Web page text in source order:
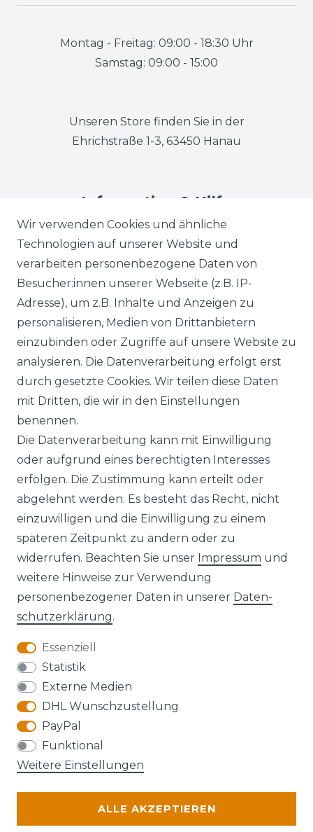
Wir verwenden Cookies und ähnliche
Technologien auf unserer Website und
verarbeiten personenbezogene Daten von
Besucher:innen unserer Webseite (z.B. IP-
Adresse), um z.B. Inhalte und Anzeigen zu
personalisieren, Medien von Drittanbietern
einzubinden oder Zugriffe auf unsere Website zu
analysieren. Die Datenverarbeitung erfolgt erst
durch gesetzte Cookies. Wir teilen diese Daten
mit Dritten, die wir in den Einstellungen
benennen.
Die Datenverarbeitung kann mit Einwilligung
oder aufgrund eines berechtigten Interesses
erfolgen. Die Zustimmung kann erteilt oder
abgelehnt werden. Es besteht das Recht, nicht
einzuwilligen und die Einwilligung zu einem
späteren Zeitpunkt zu ändern oder zu
widerrufen. Beachten Sie unser Impressum und
weitere Hinweise zur Verwendung
personenbezogener Daten in unserer Daten­
schutz­erklärung.
Essenziell
Statistik
Externe Medien
DHL Wunschzustellung
PayPal
Funktional
Weitere Einstellungen
ALLE AKZEPTIEREN
Montag - Freitag: 09:00 - 18:30 Uhr
Samstag: 09:00 - 15:00
Unseren Store finden Sie in der
Ehrichstraße 1-3, 63450 Hanau
Information & Hilfe
Impressum Daten­schutz­erklärung
AGB Barrierefreiheitserklärung
Widerrufs­recht
VERTRAG WIDERRUFEN Kontakt
Die Karte kann aufgrund ihrer
Datenschutzeinstellungen nicht angezeigt
werden. Bitte akzeptieren Sie die Verwendung
von Google Maps, um die Karte zu verwenden.